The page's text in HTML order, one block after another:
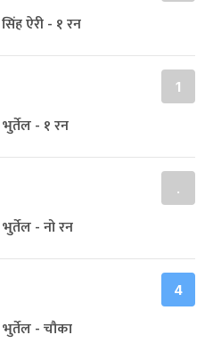
ऐरी - १ रन
1
- १ रन
.
- नो रन
4
- चौका